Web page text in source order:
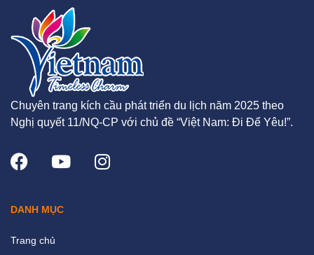
Chuyên trang kích cầu phát triển du lịch năm 2025 theo
Nghị quyết 11/NQ-CP với chủ đề “Việt Nam: Đi Để Yêu!”.
DANH MỤC
Trang chủ